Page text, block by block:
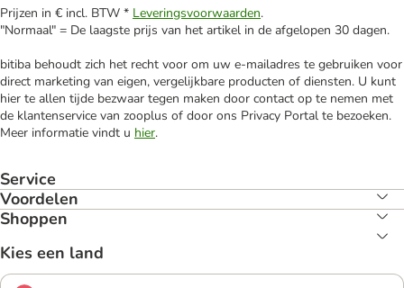
Prijzen in € incl. BTW * Leveringsvoorwaarden.
"Normaal" = De laagste prijs van het artikel in de afgelopen 30 dagen.
bitiba behoudt zich het recht voor om uw e-mailadres te gebruiken voor
direct marketing van eigen, vergelijkbare producten of diensten. U kunt
hier te allen tijde bezwaar tegen maken door contact op te nemen met
de klantenservice van zooplus of door ons Privacy Portal te bezoeken.
Meer informatie vindt u hier.
Service
Voordelen
Shoppen
Kies een land